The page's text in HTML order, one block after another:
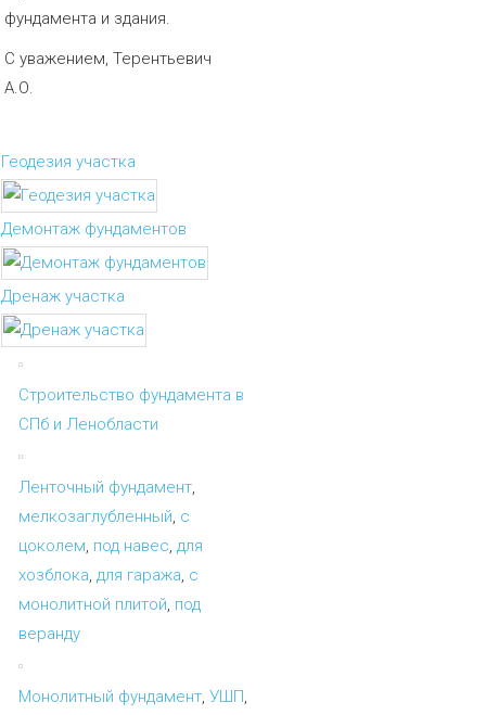
фундамента и здания.
С уважением, Терентьевич
А.О.
Геодезия участка
Демонтаж фундаментов
Дренаж участка
Строительство фундамента в
СПб и Ленобласти
Ленточный фундамент,
мелкозаглубленный, с
цоколем, под навес, для
хозблока, для гаража, с
монолитной плитой, под
веранду
Монолитный фундамент, УШП,